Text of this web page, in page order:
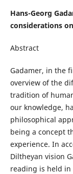
Hans-Georg
considerations
Abstract
Gadamer, in the
overview of the
tradition of
our knowledge,
philosophical
being a concept
experience. In
Diltheyan vision
reading is held